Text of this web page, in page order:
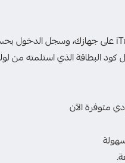
كود البطاقة الذي استلمته من